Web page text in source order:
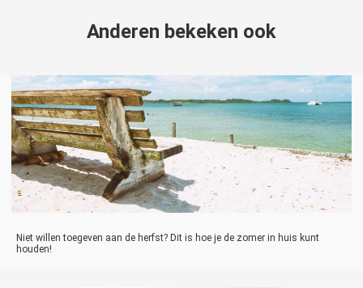
Anderen bekeken ook
Niet willen toegeven aan de herfst? Dit is hoe je de zomer in huis kunt
houden!